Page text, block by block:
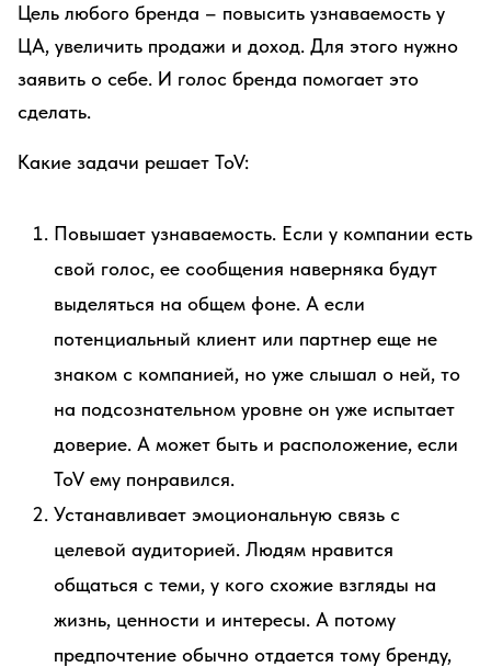
Цель любого бренда – повысить узнаваемость у
ЦА, увеличить продажи и доход. Для этого нужно
заявить о себе. И голос бренда помогает это
сделать.
Какие задачи решает ToV:
Повышает узнаваемость. Если у компании есть
свой голос, ее сообщения наверняка будут
выделяться на общем фоне. А если
потенциальный клиент или партнер еще не
знаком с компанией, но уже слышал о ней, то
на подсознательном уровне он уже испытает
доверие. А может быть и расположение, если
ToV ему понравился.
Устанавливает эмоциональную связь с
целевой аудиторией. Людям нравится
общаться с теми, у кого схожие взгляды на
жизнь, ценности и интересы. А потому
предпочтение обычно отдается тому бренду,